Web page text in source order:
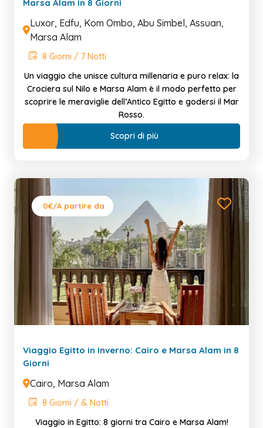
Marsa Alam in 8 Giorni
Luxor, Edfu, Kom Ombo, Abu Simbel, Assuan,
Marsa Alam
8 Giorni / 7 Notti
Un viaggio che unisce cultura millenaria e puro relax: la
Crociera sul Nilo e Marsa Alam è il modo perfetto per
scoprire le meraviglie dell’Antico Egitto e godersi il Mar
Rosso.
Scopri di più
0€/A partire da
Viaggio Egitto in Inverno: Cairo e Marsa Alam in 8
Giorni
Cairo, Marsa Alam
8 Giorni / & Notti
Viaggio in Egitto: 8 giorni tra Cairo e Marsa Alam!